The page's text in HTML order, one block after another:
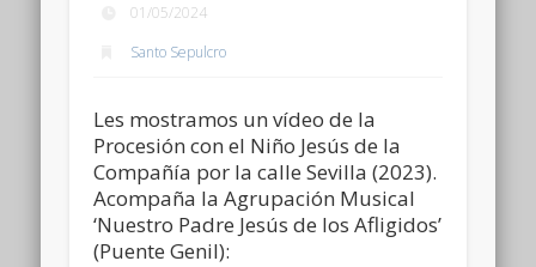
01/05/2024
Santo Sepulcro
Les mostramos un vídeo de la
Procesión con el Niño Jesús de la
Compañía por la calle Sevilla (2023).
Acompaña la Agrupación Musical
‘Nuestro Padre Jesús de los Afligidos’
(Puente Genil):